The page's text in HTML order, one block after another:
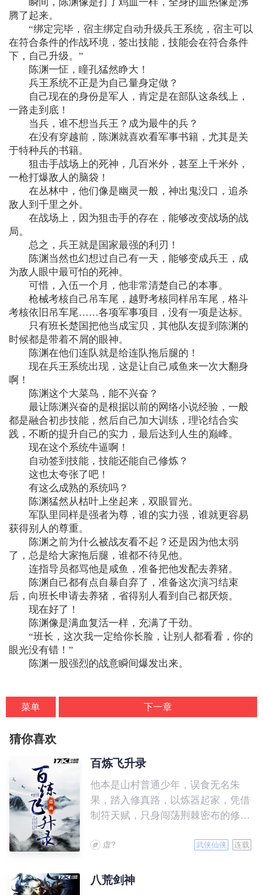
腾了起来。
“绑定完毕，宿主绑定自动升级兵王系统，宿主可以
在符合条件的作战环境，签出技能，技能会在符合条件
下，自己升级。”
陈渊一怔，瞳孔猛然睁大！
兵王系统不正是为自己量身定做？
自己现在的身份是军人，肯定是在部队这条线上，
一路走到底！
当兵，谁不想当兵王？成为最牛的兵？
在没有穿越前，陈渊就喜欢看军事书籍，尤其是关
于特种兵的书籍。
狙击手战场上的死神，几百米外，甚至上千米外，
一枪打爆敌人的脑袋！
在丛林中，他们像是幽灵一般，神出鬼没口，追杀
敌人到千里之外。
在战场上，因为狙击手的存在，能够改变战场的战
局。
总之，兵王就是国家最强的利刃！
陈渊当然也幻想过自己有一天，能够变成兵王，成
为敌人眼中最可怕的死神。
可惜，入伍一个月，他非常清楚自己的本事。
枪械考核自己吊车尾，越野考核同样吊车尾，格斗
考核依旧吊车尾……各项军事项目，没有一项是达标。
只有班长楚国把他当成宝贝，其他队友提到陈渊的
时候都是带着不屑的眼神。
陈渊在他们连队就是给连队拖后腿的！
现在兵王系统出现，这是让自己咸鱼来一次大翻身
啊！
陈渊这个大菜鸟，能不兴奋？
最让陈渊兴奋的是根据以前的网络小说经验，一般
都是融合初步技能，然后自己加大训练，理论结合实
践，不断的提升自己的实力，最后达到人生的巅峰。
现在这个系统牛逼啊！
自动签到技能，技能还能自己修炼？
这也太夸张了吧！
有这么成熟的系统吗？
陈渊猛然从枯叶上坐起来，双眼冒光。
军队里同样是强者为尊，谁的实力强，谁就更容易
获得别人的尊重。
陈渊之前为什么被战友看不起？还是因为他太弱
了，总是给大家拖后腿，谁都不待见他。
连指导员都骂他是咸鱼，准备把他发配去养猪。
陈渊自己都有点自暴自弃了，准备这次演习结束
后，向班长申请去养猪，省得别人看到自己都厌烦。
现在好了！
陈渊像是满血复活一样，充满了干劲。
“班长，这次我一定给你长脸，让别人都看看，你的
眼光没有错！”
陈渊一股强烈的战意瞬间爆发出来。
菜单 下一章
猜你喜欢
百炼飞升录
他本是山村普通少年，误食无名朱
果，踏入修真路，以炼器起家，凭借
制符天赋，只身闯荡荆棘密布的修仙
有了难以预料的变化，是福还是祸？
虚? 武侠仙侠 连载
八荒剑神